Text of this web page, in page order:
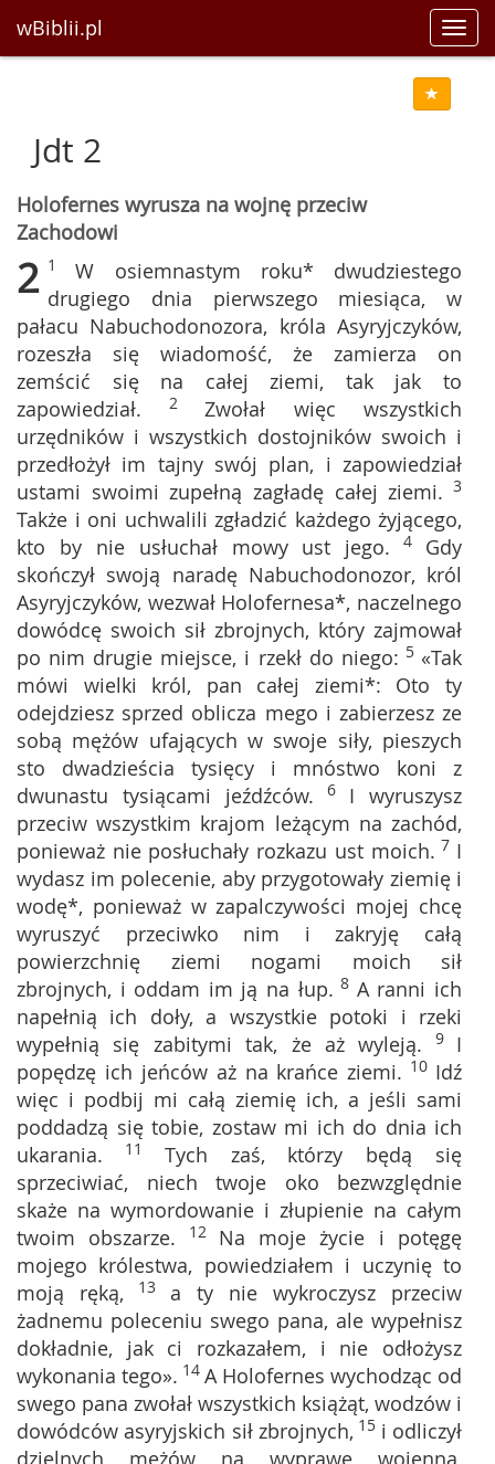
wBiblii.pl
Jdt 2
Holofernes wyrusza na wojnę przeciw
Zachodowi
2 1W osiemnastym roku* dwudziestego
drugiego dnia pierwszego miesiąca, w
pałacu Nabuchodonozora, króla Asyryjczyków,
rozeszła się wiadomość, że zamierza on
zemścić się na całej ziemi, tak jak to
zapowiedział. 2 Zwołał więc wszystkich
urzędników i wszystkich dostojników swoich i
przedłożył im tajny swój plan, i zapowiedział
ustami swoimi zupełną zagładę całej ziemi. 3
Także i oni uchwalili zgładzić każdego żyjącego,
kto by nie usłuchał mowy ust jego. 4 Gdy
skończył swoją naradę Nabuchodonozor, król
Asyryjczyków, wezwał Holofernesa*, naczelnego
dowódcę swoich sił zbrojnych, który zajmował
po nim drugie miejsce, i rzekł do niego: 5 «Tak
mówi wielki król, pan całej ziemi*: Oto ty
odejdziesz sprzed oblicza mego i zabierzesz ze
sobą mężów ufających w swoje siły, pieszych
sto dwadzieścia tysięcy i mnóstwo koni z
dwunastu tysiącami jeźdźców. 6 I wyruszysz
przeciw wszystkim krajom leżącym na zachód,
ponieważ nie posłuchały rozkazu ust moich. 7 I
wydasz im polecenie, aby przygotowały ziemię i
wodę*, ponieważ w zapalczywości mojej chcę
wyruszyć przeciwko nim i zakryję całą
powierzchnię ziemi nogami moich sił
zbrojnych, i oddam im ją na łup. 8 A ranni ich
napełnią ich doły, a wszystkie potoki i rzeki
wypełnią się zabitymi tak, że aż wyleją. 9 I
popędzę ich jeńców aż na krańce ziemi. 10 Idź
więc i podbij mi całą ziemię ich, a jeśli sami
poddadzą się tobie, zostaw mi ich do dnia ich
ukarania. 11 Tych zaś, którzy będą się
sprzeciwiać, niech twoje oko bezwzględnie
skaże na wymordowanie i złupienie na całym
twoim obszarze. 12 Na moje życie i potęgę
mojego królestwa, powiedziałem i uczynię to
moją ręką, 13 a ty nie wykroczysz przeciw
żadnemu poleceniu swego pana, ale wypełnisz
dokładnie, jak ci rozkazałem, i nie odłożysz
wykonania tego». 14 A Holofernes wychodząc od
swego pana zwołał wszystkich książąt, wodzów i
dowódców asyryjskich sił zbrojnych, 15 i odliczył
dzielnych mężów na wyprawę wojenną,